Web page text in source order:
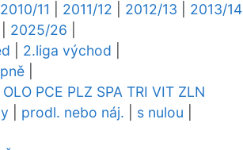
2010/11 2011/12 2012/13 2013/14
2025/26
2.liga východ
OLO PCE PLZ SPA TRI VIT ZLN
prodl. nebo náj. s nulou